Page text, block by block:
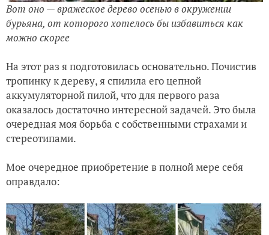
Вот оно — вражеское дерево осенью в окружении
бурьяна, от которого хотелось бы избавиться как
можно скорее
На этот раз я подготовилась основательно. Почистив
тропинку к дереву, я спилила его цепной
аккумуляторной пилой, что для первого раза
оказалось достаточно интересной задачей. Это была
очередная моя борьба с собственными страхами и
стереотипами.
Мое очередное приобретение в полной мере себя
оправдало: